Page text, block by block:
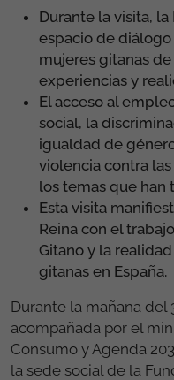
Durante la visita,
espacio de
mujeres gitanas
experiencias y
social, la
igualdad de
violencia contra